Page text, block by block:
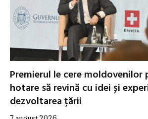
Premierul le cere moldovenilor
hotare să revină cu idei și
dezvoltarea țării